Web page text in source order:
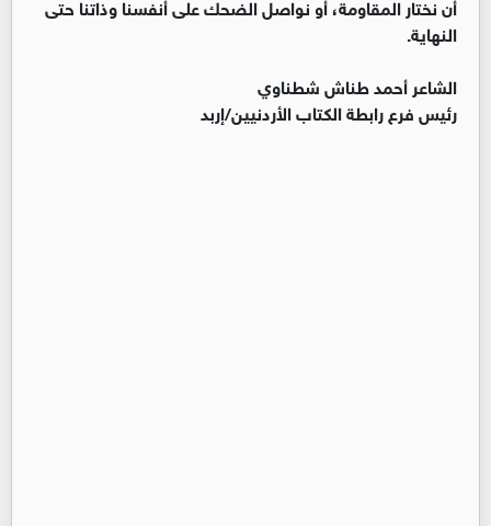
أن نختار المقاومة، أو نواصل الضحك على أنفسنا وذاتنا حتى
النهاية.
الشاعر أحمد طناش شطناوي
رئيس فرع رابطة الكتاب الأردنيين/إربد